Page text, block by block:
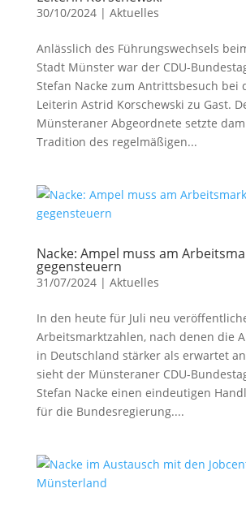
30/10/2024| Aktuelles
Anlässlich des Führungswechsels
Stadt Münster war der CDU-
Stefan Nacke zum Antrittsbesuch bei
Leiterin Astrid Korschewski zu Gast.
Münsteraner Abgeordnete setzte
Tradition des regelmäßigen...
Nacke: Ampel muss am
gegensteuern
31/07/2024| Aktuelles
In den heute für Juli neu
Arbeitsmarktzahlen, nach denen die
in Deutschland stärker als erwartet
sieht der Münsteraner CDU-
Stefan Nacke einen eindeutigen
für die Bundesregierung....